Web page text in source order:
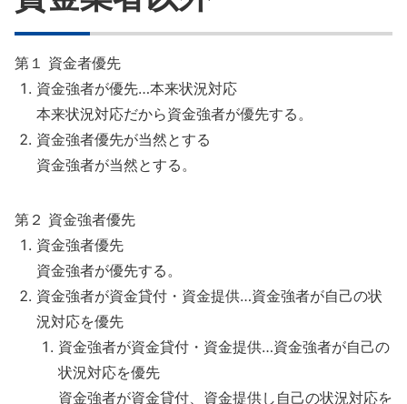
第１ 資金者優先
資金強者が優先…本来状況対応
本来状況対応だから資金強者が優先する。
資金強者優先が当然とする
資金強者が当然とする。
第２ 資金強者優先
資金強者優先
資金強者が優先する。
資金強者が資金貸付・資金提供…資金強者が自己の状
況対応を優先
資金強者が資金貸付・資金提供…資金強者が自己の
状況対応を優先
資金強者が資金貸付、資金提供し自己の状況対応を